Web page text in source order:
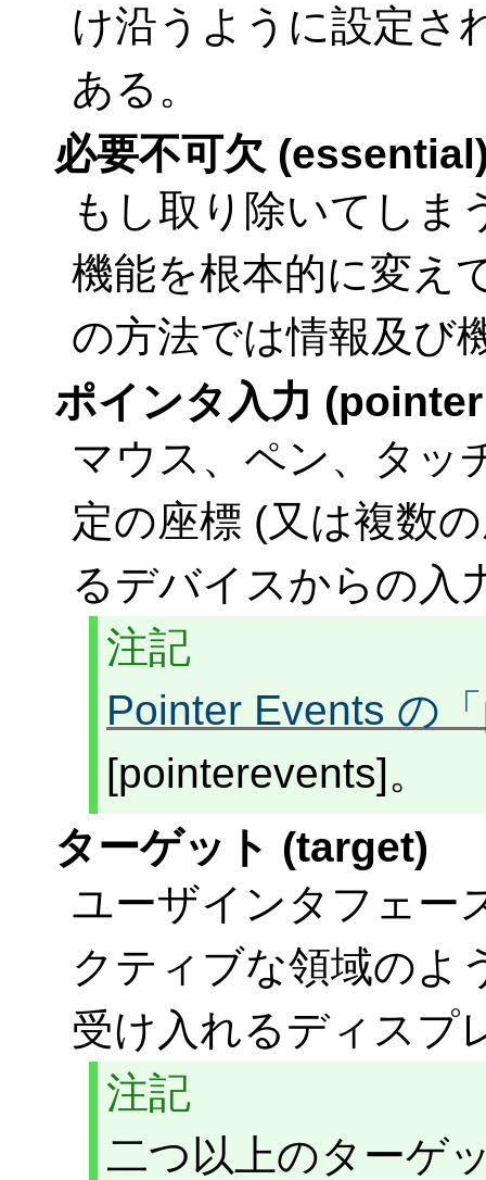
け沿うように設定さ
ある。
必要不可欠
もし取り除いてしま
機能を根本的に変え
の方法では情報及び
ポインタ入力
マウス、ペン、タッ
定の座標 (又は複数
るデバイスからの入
注記
Pointer Events の
[pointerevents]。
ターゲット (target)
ユーザインタフェー
クティブな領域のよ
受け入れるディスプ
注記
二つ以上のターゲ